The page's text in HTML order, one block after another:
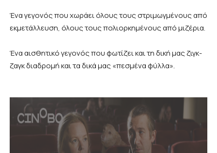
Ένα γεγονός που χωράει όλους τους στριμωγμένους από
εκμετάλλευση, όλους τους πολιορκημένους από μιζέρια.
Ένα αισθητικό γεγονός που φωτίζει και τη δική μας ζιγκ-
ζαγκ διαδρομή και τα δικά μας «πεσμένα φύλλα».